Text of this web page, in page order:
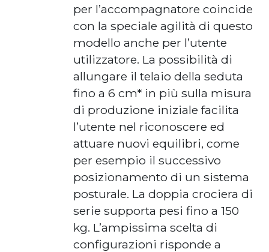
per l’accompagnatore coincide
con la speciale agilità di questo
modello anche per l’utente
utilizzatore. La possibilità di
allungare il telaio della seduta
fino a 6 cm* in più sulla misura
di produzione iniziale facilita
l’utente nel riconoscere ed
attuare nuovi equilibri, come
per esempio il successivo
posizionamento di un sistema
posturale. La doppia crociera di
serie supporta pesi fino a 150
kg. L’ampissima scelta di
configurazioni risponde a